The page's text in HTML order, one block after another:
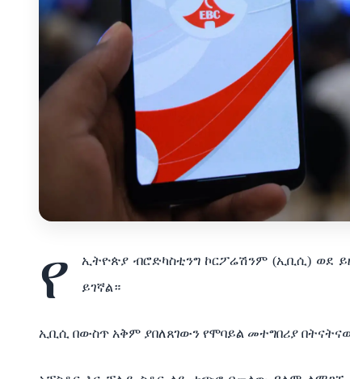
የ
ኢትዮጵያ ብሮድካስቲንግ ኮርፖሬሽንም (ኢቢሲ) ወደ
ይገኛል።
ኢቢሲ በውስጥ አቅም ያበለጸገውን የሞባይል መተግበሪያ